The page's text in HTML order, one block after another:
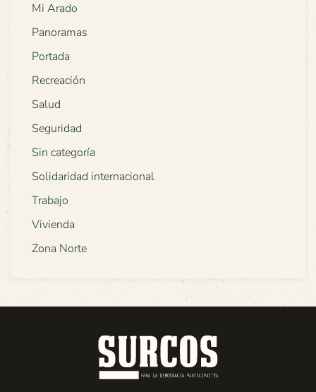
Mi Arado
Panoramas
Portada
Recreación
Salud
Seguridad
Sin categoría
Solidaridad internacional
Trabajo
Vivienda
Zona Norte